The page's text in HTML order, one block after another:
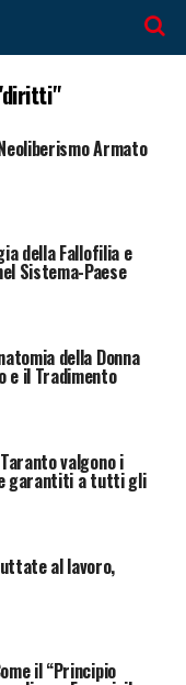
Armato
della Fallofilia e
Sistema-Paese
della Donna
e il Tradimento
valgono i
garantiti a tutti gli
al lavoro,
il “Principio